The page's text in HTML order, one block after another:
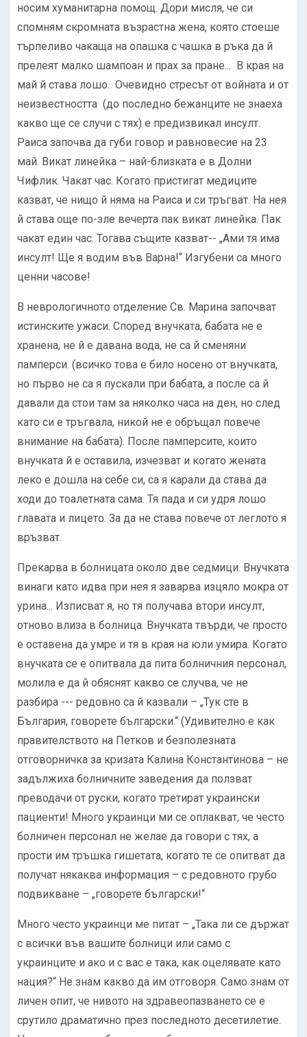
носим хуманитарна помощ. Дори мисля, че си
спомням скромната възрастна жена, която стоеше
търпеливо чакаща на опашка с чашка в ръка да й
прелеят малко шампоан и прах за пране... В края на
май й става лошо. Очевидно стресът от войната и от
неизвестността (до последно бежанците не знаеха
какво ще се случи с тях) е предизвикал инсулт.
Раиса започва да губи говор и равновесие на 23
май. Викат линейка – най-близката е в Долни
Чифлик. Чакат час. Когато пристигат медиците
казват, че нищо й няма на Раиса и си тръгват. На нея
й става още по-зле вечерта пак викат линейка. Пак
чакат един час. Тогава същите казват-- „Ами тя има
инсулт! Ще я водим във Варна!“ Изгубени са много
ценни часове!
В неврологичното отделение Св. Марина започват
истинските ужаси. Според внучката, бабата не е
хранена, не й е давана вода, не са й сменяни
памперси. (всичко това е било носено от внучката,
но първо не са я пускали при бабата, а после са й
давали да стои там за няколко часа на ден, но след
като си е тръгвала, никой не е обръщал повече
внимание на бабата). После памперсите, които
внучката й е оставила, изчезват и когато жената
леко е дошла на себе си, са я карали да става да
ходи до тоалетната сама. Тя пада и си удря лошо
главата и лицето. За да не става повече от леглото я
връзват.
Прекарва в болницата около две седмици. Внучката
винаги като идва при нея я заварва изцяло мокра от
урина... Изписват я, но тя получава втори инсулт,
отново влиза в болница. Внучката твърди, че просто
е оставена да умре и тя в края на юли умира. Когато
внучката се е опитвала да пита болничния персонал,
молила е да й обяснят какво се случва, че не
разбира --- редовно са й казвали – „Тук сте в
България, говорете български.“ (Удивително е как
правителството на Петков и безполезната
отговорничка за кризата Калина Константинова – не
задължиха болничните заведения да ползват
преводачи от руски, когато третират украински
пациенти! Много украинци ми се оплакват, че често
болничен персонал не желае да говори с тях, а
прости им тръшка гишетата, когато те се опитват да
получат някаква информация – с редовното грубо
подвикване – „говорете български!“
Много често украинци ме питат – „Така ли се държат
с всички във вашите болници или само с
украинците и ако и с вас е така, как оцелявате като
нация?“ Не знам какво да им отговоря. Само знам от
личен опит, че нивото на здравеопазването се е
срутило драматично през последното десетилетие.